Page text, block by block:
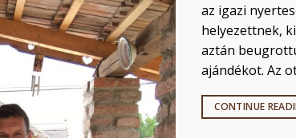
az igazi
helyezettnek,
aztán
ajándékot. Az
CONTINUE